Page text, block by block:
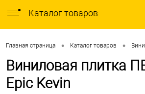
Каталог товаров
Главная страница • Каталог товаров •
Виниловая плитка
Epic Kevin